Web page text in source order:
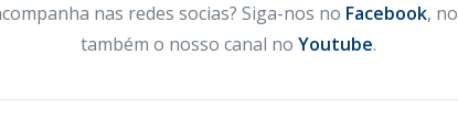
nas redes socias? Siga-nos no Facebook, no
também o nosso canal no Youtube.